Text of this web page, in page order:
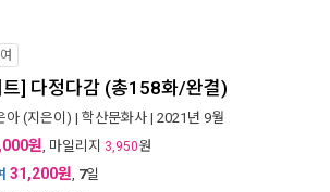
트] 다정다감 (총158화/완결)
아(지은이) | 학산문화사 | 2021년 9월
원, 마일리지 3,950원
31,200원, 7일